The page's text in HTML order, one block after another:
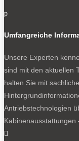
p
Umfangreiche
Unsere Experten
sind mit den aktuellen
halten Sie mit
Antriebstechnologien
Kabinenausstattungen
